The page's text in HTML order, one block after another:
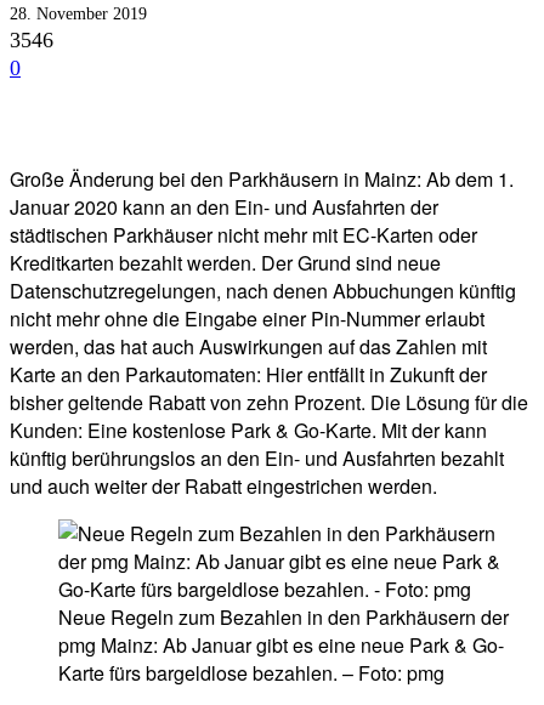
28. November 2019
3546
0
Große Änderung bei den Parkhäusern in Mainz: Ab dem 1.
Januar 2020 kann an den Ein- und Ausfahrten der
städtischen Parkhäuser nicht mehr mit EC-Karten oder
Kreditkarten bezahlt werden. Der Grund sind neue
Datenschutzregelungen, nach denen Abbuchungen künftig
nicht mehr ohne die Eingabe einer Pin-Nummer erlaubt
werden, das hat auch Auswirkungen auf das Zahlen mit
Karte an den Parkautomaten: Hier entfällt in Zukunft der
bisher geltende Rabatt von zehn Prozent. Die Lösung für die
Kunden: Eine kostenlose Park & Go-Karte. Mit der kann
künftig berührungslos an den Ein- und Ausfahrten bezahlt
und auch weiter der Rabatt eingestrichen werden.
Neue Regeln zum Bezahlen in den Parkhäusern der
pmg Mainz: Ab Januar gibt es eine neue Park & Go-
Karte fürs bargeldlose bezahlen. – Foto: pmg